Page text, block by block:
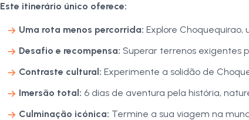
Este itinerário único oferece:
Uma rota menos percorrida: Explore Choquequirao,
Desafio e recompensa: Superar terrenos exigentes
Contraste cultural: Experimente a solidão de
Imersão total: 6 dias de aventura pela história,
Culminação icónica: Termine a sua viagem na